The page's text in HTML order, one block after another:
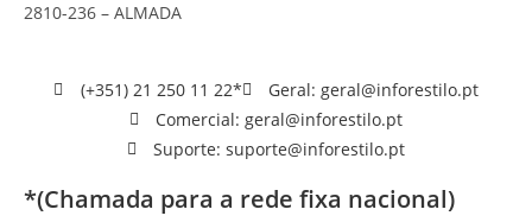
2810-236 – ALMADA
(+351) 21 250 11 22*
Geral: geral@inforestilo.pt
Comercial: geral@inforestilo.pt
Suporte: suporte@inforestilo.pt
*(Chamada para a rede fixa nacional)